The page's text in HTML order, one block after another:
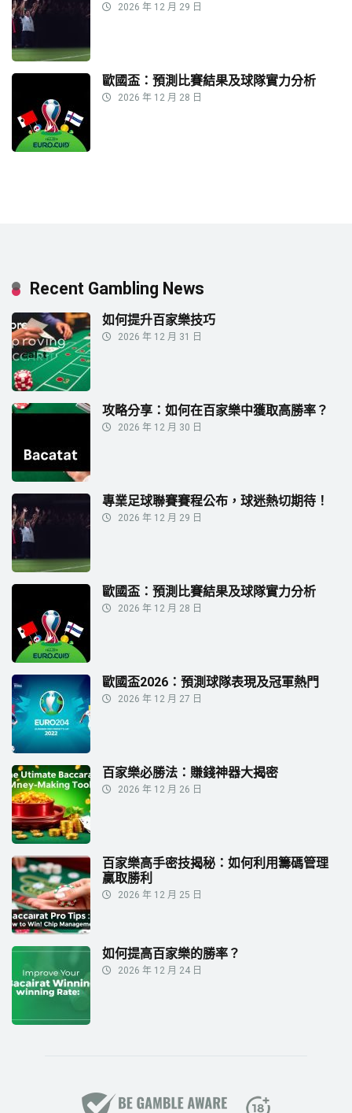
2026 年 12 月 29 日
歐國盃：預測比賽結果及球隊實力分析
2026 年 12 月 28 日
Recent Gambling News
如何提升百家樂技巧
2026 年 12 月 31 日
攻略分享：如何在百家樂中獲取高勝率？
2026 年 12 月 30 日
專業足球聯賽賽程公布，球迷熱切期待！
2026 年 12 月 29 日
歐國盃：預測比賽結果及球隊實力分析
2026 年 12 月 28 日
歐國盃2026：預測球隊表現及冠軍熱門
2026 年 12 月 27 日
百家樂必勝法：賺錢神器大揭密
2026 年 12 月 26 日
百家樂高手密技揭秘：如何利用籌碼管理
贏取勝利
2026 年 12 月 25 日
如何提高百家樂的勝率？
2026 年 12 月 24 日